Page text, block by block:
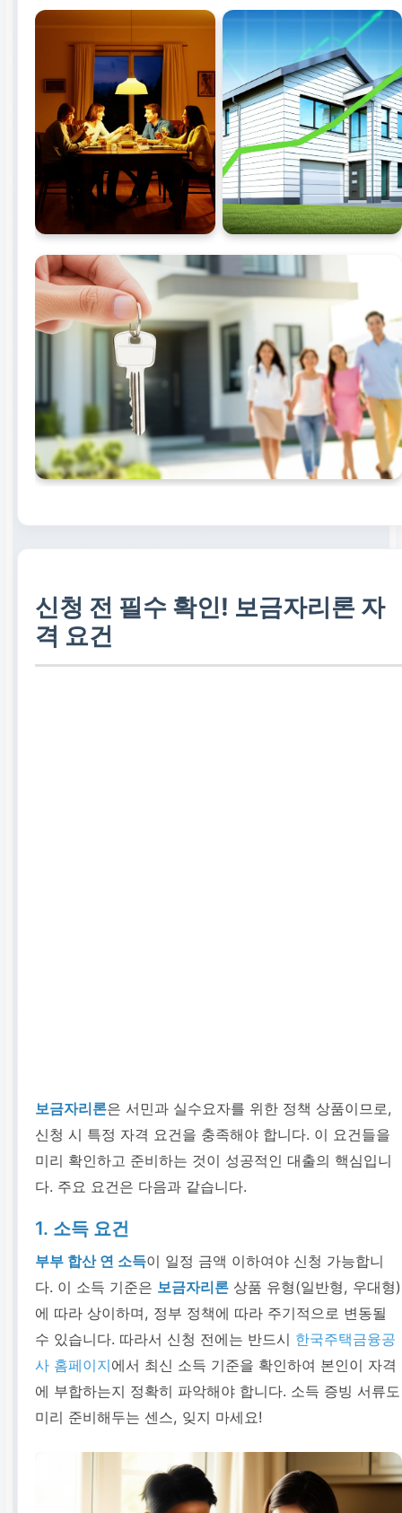
신청 전 필수 확인! 보금자리론 자
격 요건
보금자리론은 서민과 실수요자를 위한 정책 상품이므로,
신청 시 특정 자격 요건을 충족해야 합니다. 이 요건들을
미리 확인하고 준비하는 것이 성공적인 대출의 핵심입니
다. 주요 요건은 다음과 같습니다.
1. 소득 요건
부부 합산 연 소득이 일정 금액 이하여야 신청 가능합니
다. 이 소득 기준은 보금자리론 상품 유형(일반형, 우대형)
에 따라 상이하며, 정부 정책에 따라 주기적으로 변동될
수 있습니다. 따라서 신청 전에는 반드시 한국주택금융공
사 홈페이지에서 최신 소득 기준을 확인하여 본인이 자격
에 부합하는지 정확히 파악해야 합니다. 소득 증빙 서류도
미리 준비해두는 센스, 잊지 마세요!